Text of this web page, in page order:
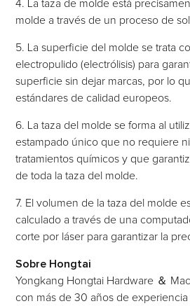
4. La taza de molde está
molde a través de un proceso de
5. La superficie del molde se trata
electropulido (electrólisis) para
superficie sin dejar marcas, por lo
estándares de calidad europeos.
6. La taza del molde se forma al
estampado único que no requiere
tratamientos químicos y que
de toda la taza del molde.
7. El volumen de la taza del molde
calculado a través de una
corte por láser para garantizar la
Sobre Hongtai
Yongkang Hongtai Hardware ＆
con más de 30 años de